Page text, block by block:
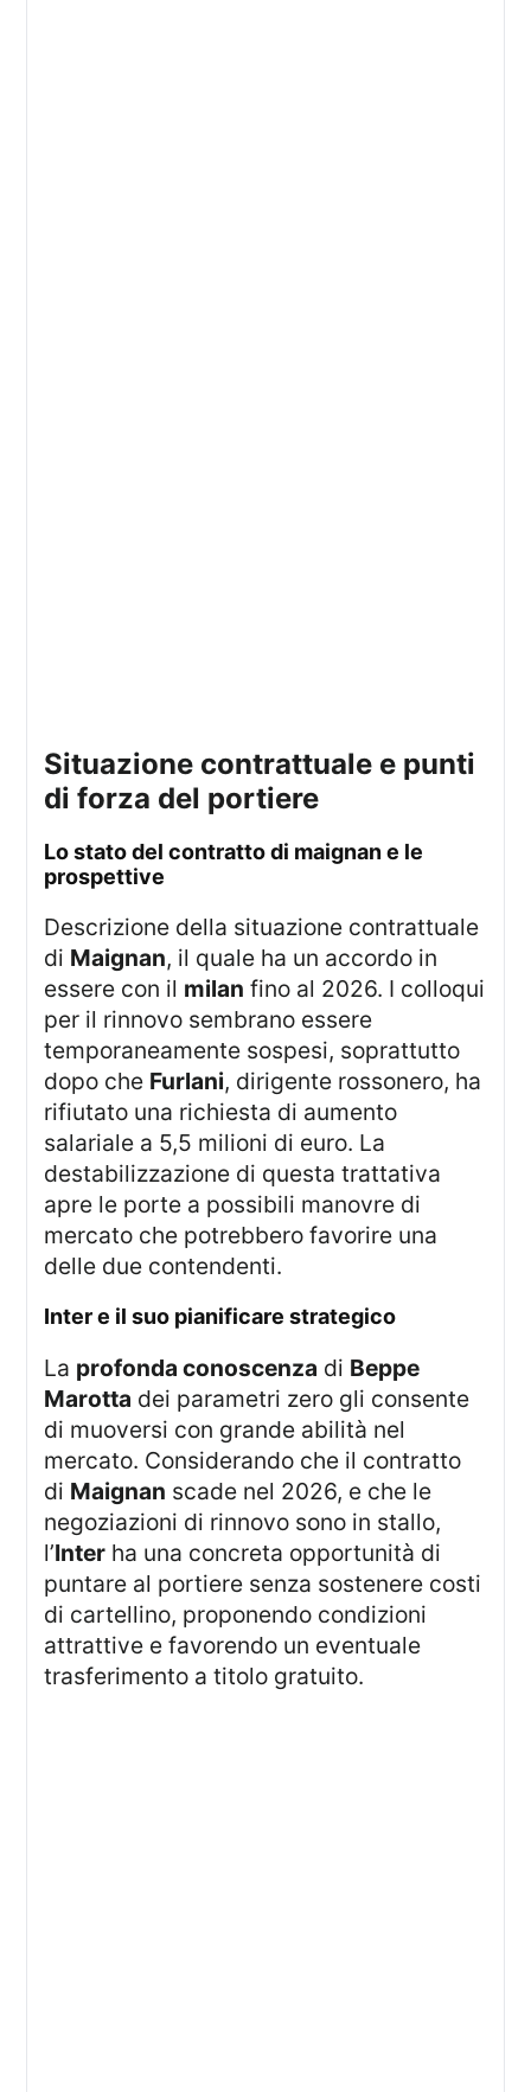
situazione contrattuale e punti
di forza del portiere
lo stato del contratto di maignan e le
prospettive
Descrizione della situazione contrattuale
di Maignan, il quale ha un accordo in
essere con il milan fino al 2026. I colloqui
per il rinnovo sembrano essere
temporaneamente sospesi, soprattutto
dopo che Furlani, dirigente rossonero, ha
rifiutato una richiesta di aumento
salariale a 5,5 milioni di euro. La
destabilizzazione di questa trattativa
apre le porte a possibili manovre di
mercato che potrebbero favorire una
delle due contendenti.
inter e il suo pianificare strategico
La profonda conoscenza di Beppe
Marotta dei parametri zero gli consente
di muoversi con grande abilità nel
mercato. Considerando che il contratto
di Maignan scade nel 2026, e che le
negoziazioni di rinnovo sono in stallo,
l’Inter ha una concreta opportunità di
puntare al portiere senza sostenere costi
di cartellino, proponendo condizioni
attrattive e favorendo un eventuale
trasferimento a titolo gratuito.